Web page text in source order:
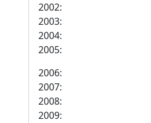
2002:
2003:
2004:
2005:
2006:
2007:
2008:
2009: